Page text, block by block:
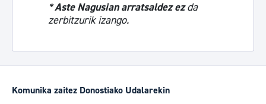
*Aste Nagusian arratsaldez ezda
zerbitzurik izango.
Komunika zaitez Donostiako Udalarekin